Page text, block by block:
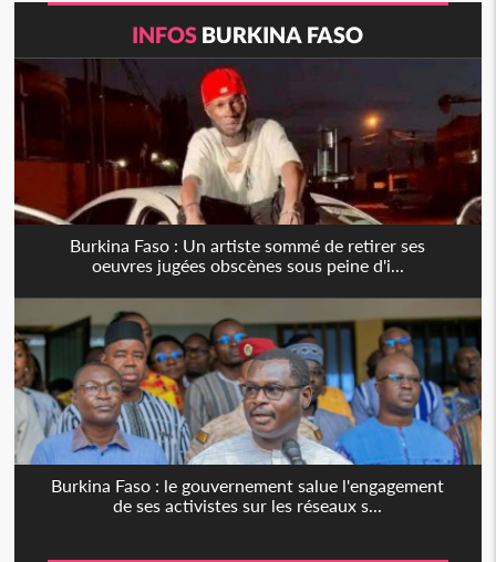
INFOS BURKINA FASO
Burkina Faso : Un artiste sommé de retirer ses
oeuvres jugées obscènes sous peine d'i...
Burkina Faso : le gouvernement salue l'engagement
de ses activistes sur les réseaux s...